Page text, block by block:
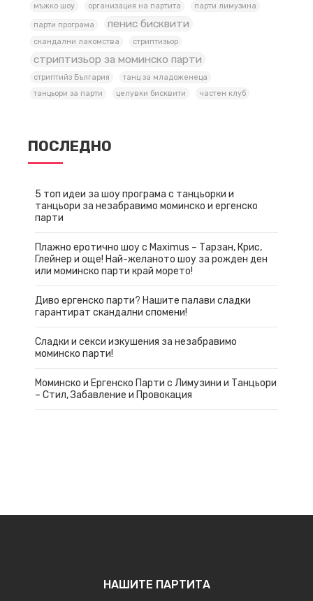
мъжко шоу
организация на партита парти лимузина
парти програма пенис бисквити
скандални лакомства стриптизьор
стриптизьор за моминско парти
стриптийз България
танц за младоженеца
танцьори за парти
целувки бисквити частен клуб
ПОСЛЕДНО
5 топ идеи за шоу програма с танцьорки и
танцьори за незабравимо моминско и ергенско
парти
Плажно еротично шоу с Maximus – Тарзан, Крис,
Глейнер и още! Най-желаното шоу за рожден ден
или моминско парти край морето!
Диво ергенско парти? Нашите палави сладки
гарантират скандални спомени!
Сладки и секси изкушения за незабравимо
моминско парти!
Моминско и Ергенско Парти с Лимузини и Танцьори
– Стил, Забавление и Провокация
НАШИТЕ ПАРТИТА